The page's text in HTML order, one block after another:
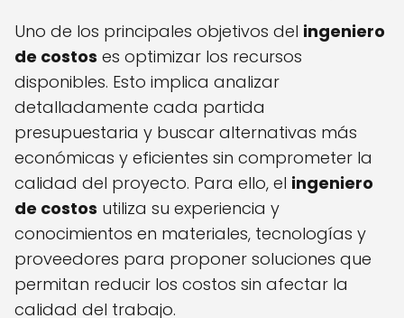
Uno de los principales objetivos del ingeniero
de costos es optimizar los recursos
disponibles. Esto implica analizar
detalladamente cada partida
presupuestaria y buscar alternativas más
económicas y eficientes sin comprometer la
calidad del proyecto. Para ello, el ingeniero
de costos utiliza su experiencia y
conocimientos en materiales, tecnologías y
proveedores para proponer soluciones que
permitan reducir los costos sin afectar la
calidad del trabajo.